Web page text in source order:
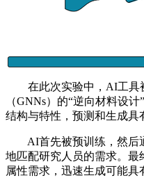
在此次实验中，AI工具
（GNNs）的“逆向材料设
结构与特性，预测和生成具
AI首先被预训练，然后
地匹配研究人员的需求。最
属性需求，迅速生成可能具